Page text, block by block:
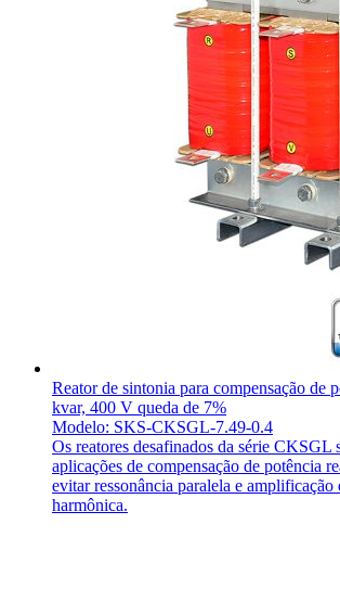
Reator de sintonia para compensação de
kvar, 400 V queda de 7%
Modelo: SKS-CKSGL-7.49-0.4
Os reatores desafinados da série CKSGL
aplicações de compensação de potência
evitar ressonância paralela e amplificação
harmônica.